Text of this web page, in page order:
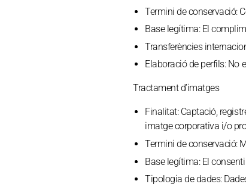
Termini de conservació:
Base legítima:El
Transferències
Elaboració de perfils:No
Tractament d’imatges
Finalitat:Captació,
imatge corporativa i/o
Termini de conservació:
Base legítima:El
Tipologia de dades: